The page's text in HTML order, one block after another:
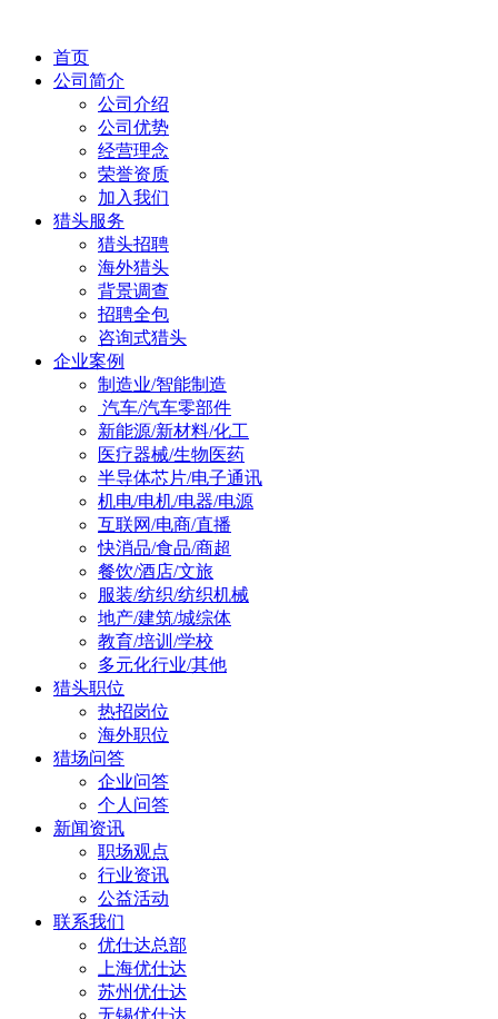
首页
公司简介
公司介绍
公司优势
经营理念
荣誉资质
加入我们
猎头服务
猎头招聘
海外猎头
背景调查
招聘全包
咨询式猎头
企业案例
制造业/智能制造
汽车/汽车零部件
新能源/新材料/化工
医疗器械/生物医药
半导体芯片/电子通讯
机电/电机/电器/电源
互联网/电商/直播
快消品/食品/商超
餐饮/酒店/文旅
服装/纺织/纺织机械
地产/建筑/城综体
教育/培训/学校
多元化行业/其他
猎头职位
热招岗位
海外职位
猎场问答
企业问答
个人问答
新闻资讯
职场观点
行业资讯
公益活动
联系我们
优仕达总部
上海优仕达
苏州优仕达
无锡优仕达